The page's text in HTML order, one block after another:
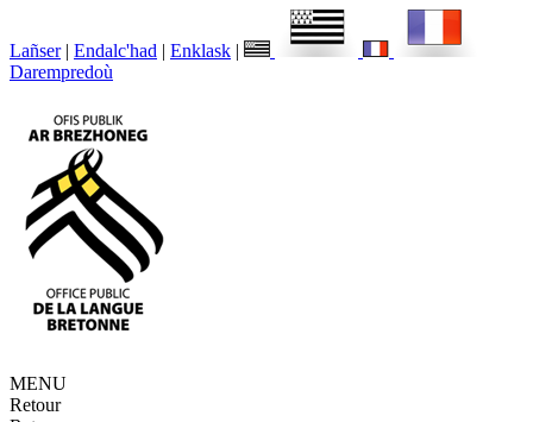
Lañser | Endalc'had | Enklask |
Darempredoù
MENU
Retour